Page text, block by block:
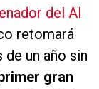
del Al
retomará
un año sin
gran